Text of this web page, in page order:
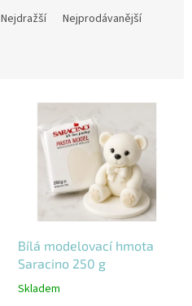
Nejdražší
Nejprodávanější
Bílá modelovací hmota
Saracino 250 g
Skladem